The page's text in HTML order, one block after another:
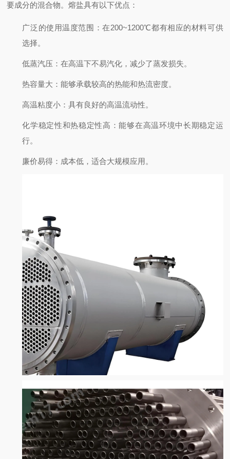
要成分的混合物。熔盐具有以下优点：
广泛的使用温度范围 ：在200~1200℃都有相应的材料可供
选择。
低蒸汽压 ：在高温下不易汽化，减少了蒸发损失。
热容量大 ：能够承载较高的热能和热流密度。
高温粘度小 ：具有良好的高温流动性。
化学稳定性和热稳定性高 ：能够在高温环境中长期稳定运
行。
廉价易得 ：成本低，适合大规模应用。